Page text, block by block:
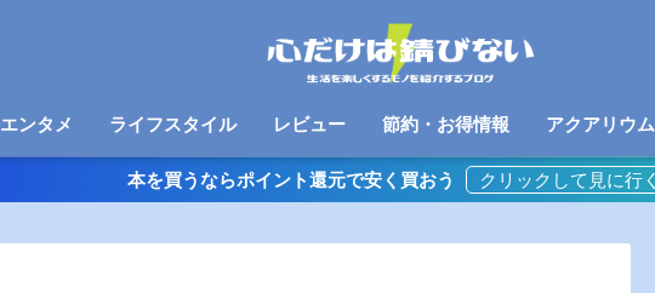
エンタメ ライフスタイル レビュー 節約・お得情報 アクアリウム
本を買うならポイント還元で安く買おう